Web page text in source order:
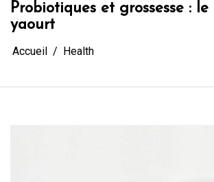
Probiotiques et grossesse :
yaourt
Accueil Health